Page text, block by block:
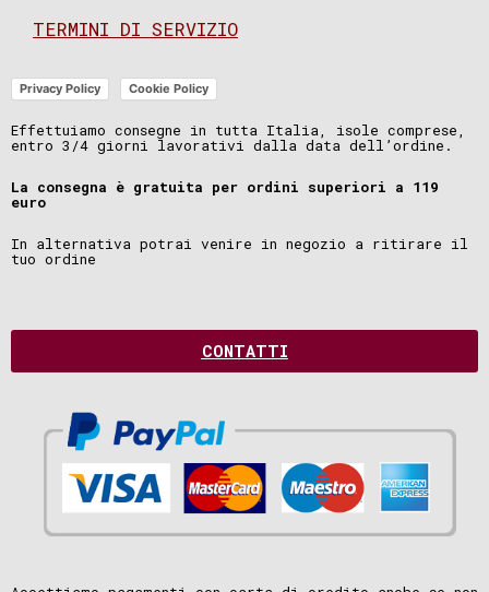
TERMINI DI SERVIZIO
Privacy Policy Cookie Policy
Effettuiamo consegne in tutta Italia, isole comprese,
entro 3/4 giorni lavorativi dalla data dell’ordine.
La consegna è gratuita per ordini superiori a 119
euro
In alternativa potrai venire in negozio a ritirare il
tuo ordine
CONTATTI